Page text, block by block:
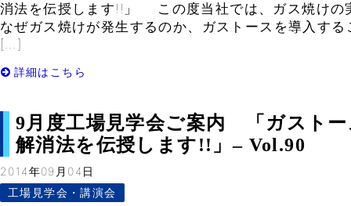
消法を伝授します!!」 この度当社では、ガス焼けの
なぜガス焼けが発生するのか、ガストースを導入す
[…]
詳細はこちら
9月度工場見学会ご案内 「ガスト
解消法を伝授します!!」– Vol.90
2014年09月04日
工場見学会・講演会